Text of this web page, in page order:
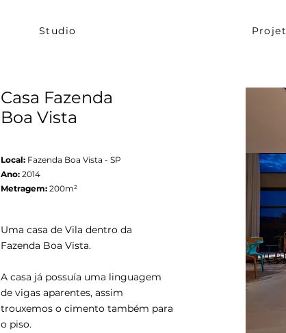
Studio
Casa Fazenda
Boa Vista
Local: Fazenda Boa Vista - SP
Ano: 2014
Metragem: 200m²
Uma casa de Vila dentro da
Fazenda Boa Vista.
A casa já possuía uma linguagem
de vigas aparentes, assim
trouxemos o cimento também para
o piso.